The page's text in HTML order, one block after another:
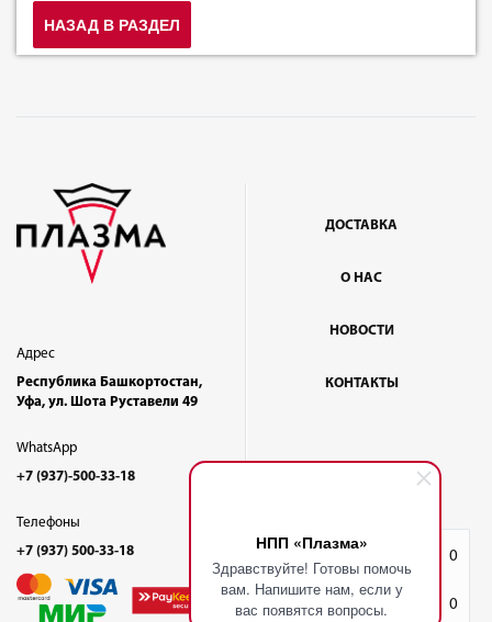
НПП «Плазма»
Здравствуйте! Готовы помочь
вам. Напишите нам, если у
вас появятся вопросы.
0
Корзина 0
НАЗАД В РАЗДЕЛ
Адрес
Республика Башкортостан,
Уфа, ул. Шота Руставели 49
WhatsApp
+7 (937)-500-33-18
Телефоны
+7 (937) 500-33-18
ДОСТАВКА
О НАС
НОВОСТИ
КОНТАКТЫ